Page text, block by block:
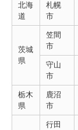
北海
道
札幌
市
茨城
県
笠間
市
守山
市
栃木
県
鹿沼
市
行田